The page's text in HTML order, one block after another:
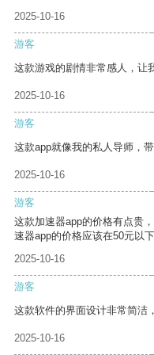
2025-10-16
游客
这款游戏的剧情非常感人，让
2025-10-16
游客
这款app就像我的私人导师，
2025-10-16
游客
这款加速器app的价格有点贵
速器app的价格应该在50元以
2025-10-16
游客
这款软件的界面设计非常简洁
2025-10-16